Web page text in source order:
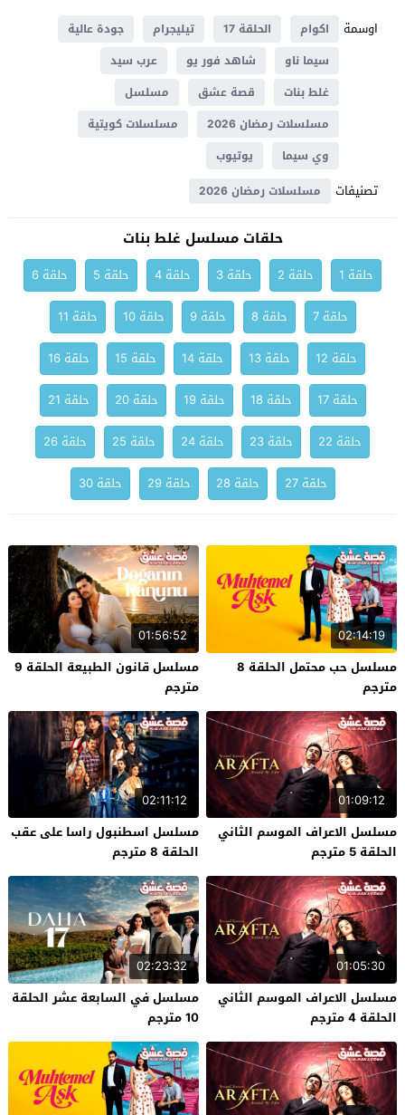
اوسمة
اكوام الحلقة 17 تيليجرام
جودة عالية
سيما ناو
شاهد فور يو
عرب سيد
غلط بنات
قصة عشق
مسلسل
مسلسلات رمضان 2026
مسلسلات كويتية
وي سيما
يوتيوب
تصنيفات مسلسلات رمضان 2026
حلقات مسلسل غلط بنات
حلقة 1 حلقة 2 حلقة 3 حلقة 4 حلقة 5
حلقة 6
حلقة 7
حلقة 8 حلقة 9 حلقة 10
حلقة 11
حلقة 12
حلقة 13 حلقة 14 حلقة 15
حلقة 16
حلقة 17
حلقة 18 حلقة 19 حلقة 20
حلقة 21
حلقة 22
حلقة 23 حلقة 24 حلقة 25
حلقة 26
حلقة 27
حلقة 28 حلقة 29 حلقة 30
02:14:19
مسلسل حب محتمل الحلقة 8
مترجم
01:56:52
مسلسل قانون الطبيعة الحلقة 9
مترجم
01:09:12
مسلسل الاعراف الموسم الثاني
الحلقة 5 مترجم
02:11:12
مسلسل اسطنبول راسا على عقب
الحلقة 8 مترجم
01:05:30
مسلسل الاعراف الموسم الثاني
الحلقة 4 مترجم
02:23:32
مسلسل في السابعة عشر الحلقة
10 مترجم